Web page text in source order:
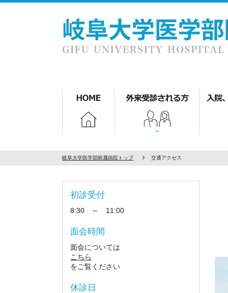
岐阜大学医学部附属病院トップ 交通アクセス
初診受付
8:30 ～ 11:00
面会時間
面会については
こちら
をご覧ください
休診日